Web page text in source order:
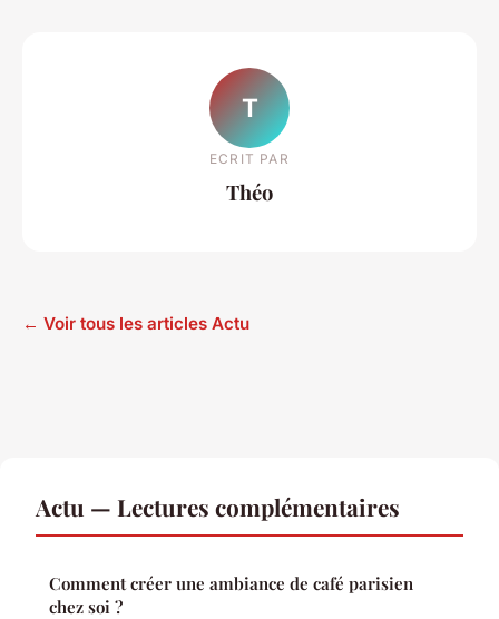
T
ECRIT PAR
Théo
← Voir tous les articles Actu
Actu — Lectures complémentaires
Comment créer une ambiance de café parisien
chez soi ?